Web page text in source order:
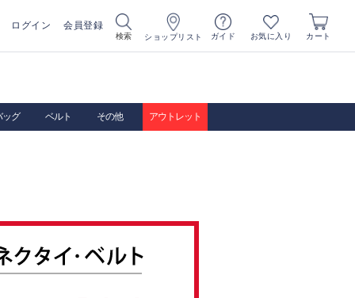
ログイン 会員登録
検索 ショップリスト ガイド お気に入り カート
ッグ ベルト その他 アウトレット